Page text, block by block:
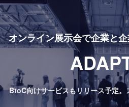
オンライン展示会で企業と
BtoC向けサービスもリリース予定。